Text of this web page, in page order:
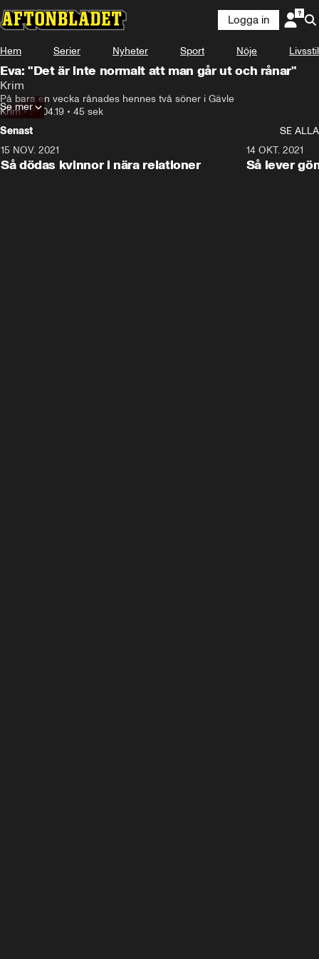
Logga in
Hem Serier Nyheter Sport Nöje Livsstil
Eva: "Det är inte normalt att man går ut och rånar"
Krim
På bara en vecka rånades hennes två söner i Gävle
Krim•20.04.19 • 45 sek
Se mer
Senast
SE ALLA
15 NOV. 2021
Så dödas kvinnor i nära relationer
14 OKT. 2021
Så lever